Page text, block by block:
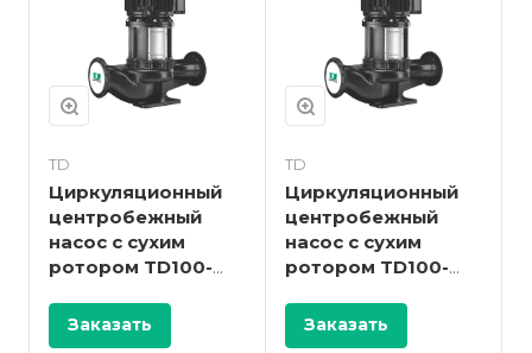
TD
Циркуляционный
центробежный
насос с сухим
ротором TD100-
Заказать
TD
Циркуляционный
центробежный
насос с сухим
ротором TD100-
Заказать